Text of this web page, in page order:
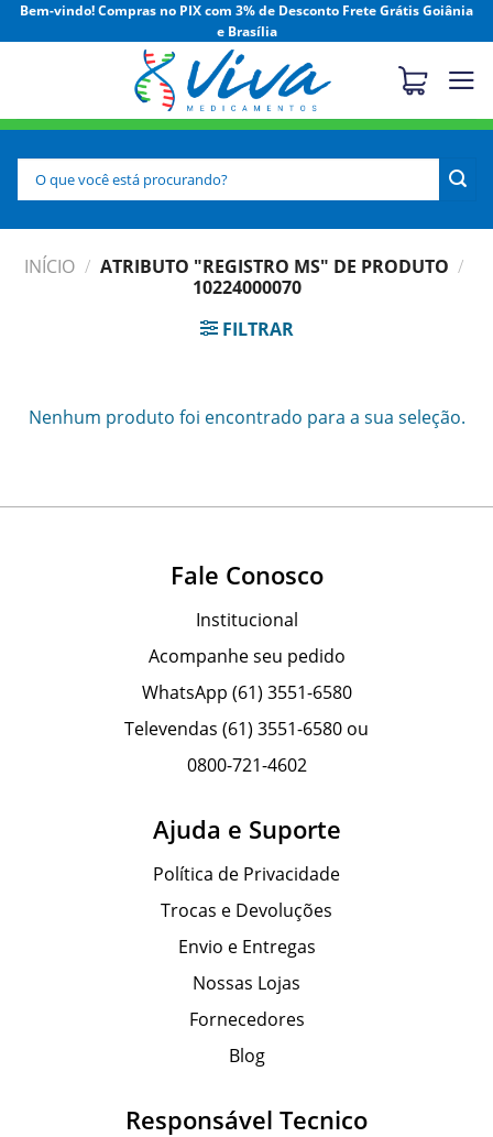
Skip
to
Bem-vindo! Compras no PIX com 3% de Desconto Frete Grátis Goiânia
e Brasília
por:
INÍCIO / ATRIBUTO "REGISTRO MS" DE PRODUTO /
10224000070
FILTRAR
Nenhum produto foi encontrado para a sua seleção.
Fale Conosco
Institucional
Acompanhe seu pedido
WhatsApp (61) 3551-6580
Televendas (61) 3551-6580 ou
0800-721-4602
Ajuda e Suporte
Política de Privacidade
Trocas e Devoluções
Envio e Entregas
Nossas Lojas
Fornecedores
Blog
Responsável Tecnico